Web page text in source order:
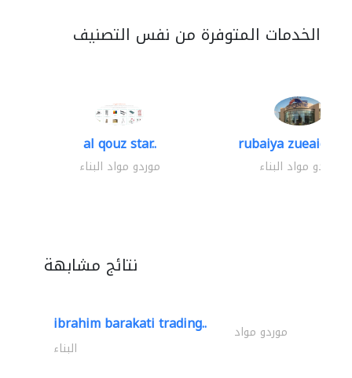
الخدمات المتوفرة من نفس التصنيف
al qouz star..
موردو مواد البناء
rubaiya zueaid
موردو مواد البناء
نتائج مشابهة
ibrahim barakati trading.. موردو مواد
البناء